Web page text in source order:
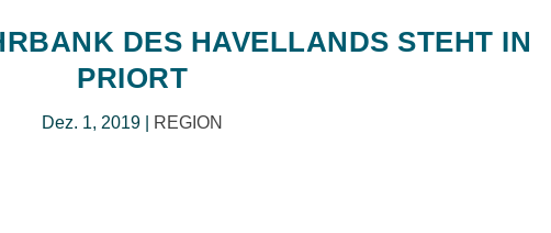
DES HAVELLANDS STEHT IN
PRIORT
Dez. 1, 2019 REGION